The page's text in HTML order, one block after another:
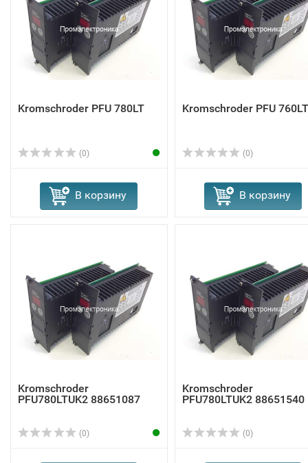
Kromschroder PFU 780LT
(0)
В корзину
Kromschroder PFU 760LT
(0)
В корзину
Kromschroder
PFU780LTUK2 88651087
(0)
Kromschroder
PFU780LTUK2 88651540
(0)